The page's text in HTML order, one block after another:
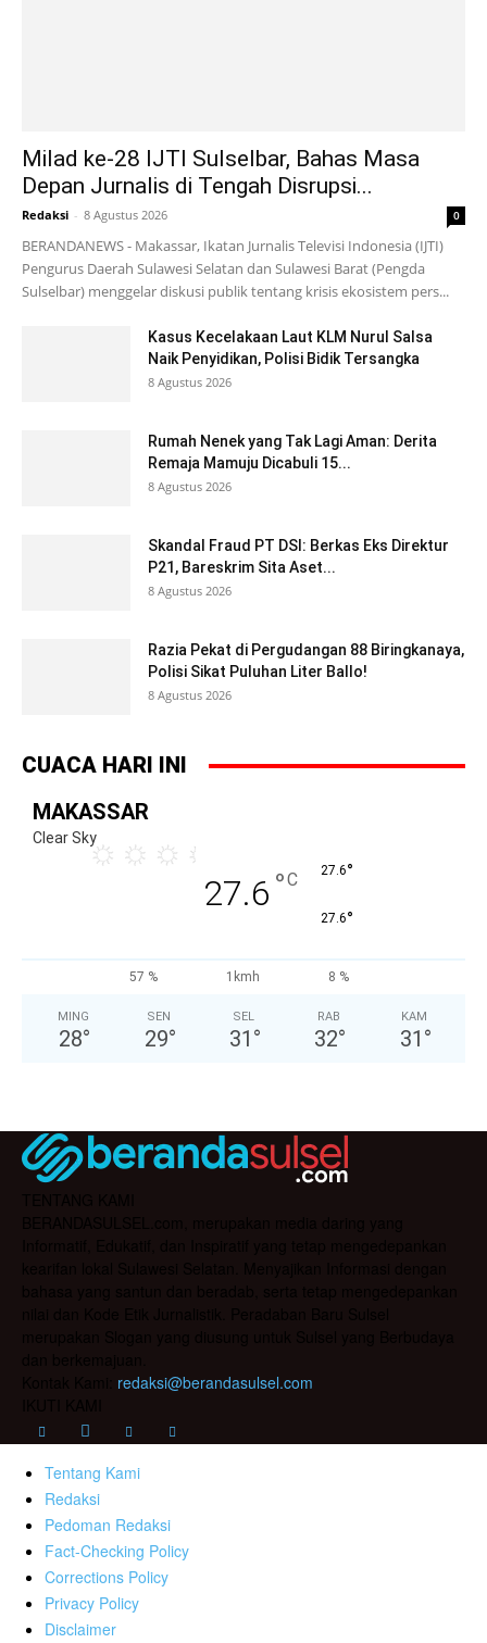
Milad ke-28 IJTI Sulselbar, Bahas Masa
Depan Jurnalis di Tengah Disrupsi...
Redaksi - 8 Agustus 2026 0
BERANDANEWS - Makassar, Ikatan Jurnalis Televisi Indonesia (IJTI)
Pengurus Daerah Sulawesi Selatan dan Sulawesi Barat (Pengda
Sulselbar) menggelar diskusi publik tentang krisis ekosistem pers...
Kasus Kecelakaan Laut KLM Nurul Salsa
Naik Penyidikan, Polisi Bidik Tersangka
8 Agustus 2026
Rumah Nenek yang Tak Lagi Aman: Derita
Remaja Mamuju Dicabuli 15...
8 Agustus 2026
Skandal Fraud PT DSI: Berkas Eks Direktur
P21, Bareskrim Sita Aset...
8 Agustus 2026
Razia Pekat di Pergudangan 88 Biringkanaya,
Polisi Sikat Puluhan Liter Ballo!
8 Agustus 2026
CUACA HARI INI
MAKASSAR
Clear Sky
27.6 °C 27.6°
27.6°
57 % 1kmh 8 %
MING
28°
SEN
29°
SEL
31 °
RAB
32°
KAM
31 °
redaksi@berandasulsel.com
Tentang Kami
Redaksi
Pedoman Redaksi
Fact-Checking Policy
Corrections Policy
Privacy Policy
Disclaimer